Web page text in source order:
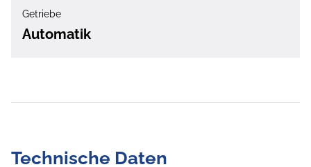
Getriebe
Automatik
Technische Daten